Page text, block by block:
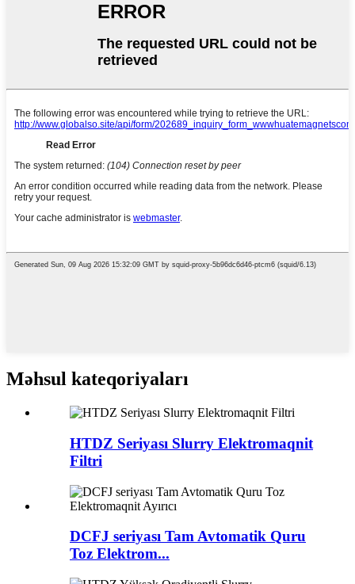
Məhsul kateqoriyaları
HTDZ Seriyası Slurry Elektromaqnit
Filtri
DCFJ seriyası Tam Avtomatik Quru
Toz Elektrom...